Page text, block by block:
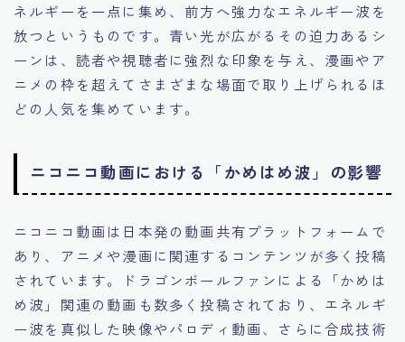
ネルギーを一点に集め、前方へ強力なエネルギー波を
放つというものです。青い光が広がるその迫力あるシ
ーンは、読者や視聴者に強烈な印象を与え、漫画やア
ニメの枠を超えてさまざまな場面で取り上げられるほ
どの人気を集めています。
ニコニコ動画における「かめはめ波」の影響
ニコニコ動画は日本発の動画共有プラットフォームで
あり、アニメや漫画に関連するコンテンツが多く投稿
されています。ドラゴンボールファンによる「かめは
め波」関連の動画も数多く投稿されており、エネルギ
ー波を真似した映像やパロディ動画、さらに合成技術